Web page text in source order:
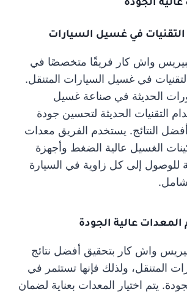
الجودة
في غسيل السيارات
واش كار فريقًا متخصصًا في
في غسيل السيارات المتنقل.
الحديثة في صناعة غسيل
التقنيات الحديثة لتحسين جودة
النتائج. يستخدم الفريق معدات
الغسيل عالية الضغط وأجهزة
للوصول إلى كل زاوية في السيارة
عالية الجودة
واش كار بتحقيق أفضل نتائج
المتنقل، ولذلك فإنها تستثمر في
يتم اختيار المعدات بعناية لضمان